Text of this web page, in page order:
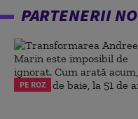
PARTENERII
PE ROZ